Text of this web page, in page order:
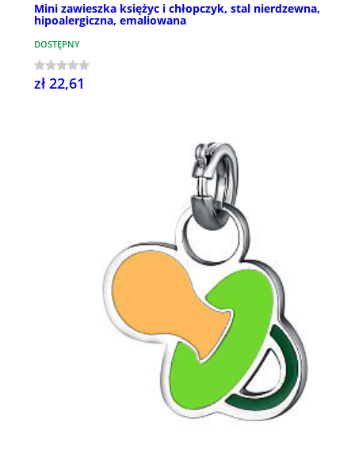
Mini zawieszka księżyc i chłopczyk, stal nierdzewna,
hipoalergiczna, emaliowana
DOSTĘPNY
zł 22,61